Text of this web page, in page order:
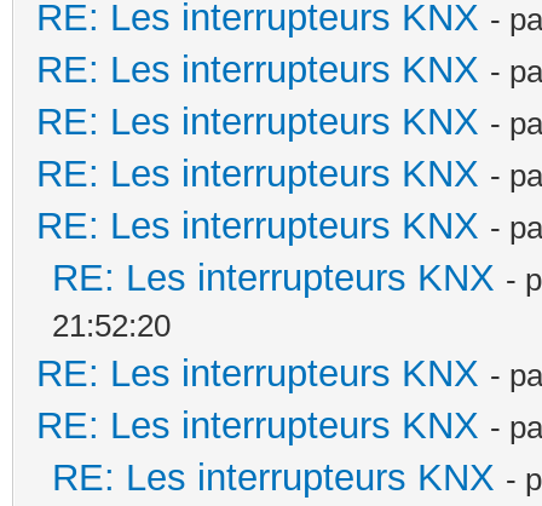
RE: Les interrupteurs KNX -
RE: Les interrupteurs KNX -
RE: Les interrupteurs KNX -
RE: Les interrupteurs KNX -
RE: Les interrupteurs KNX -
RE: Les interrupteurs KNX -
21:52:20
RE: Les interrupteurs KNX -
RE: Les interrupteurs KNX -
RE: Les interrupteurs KNX -